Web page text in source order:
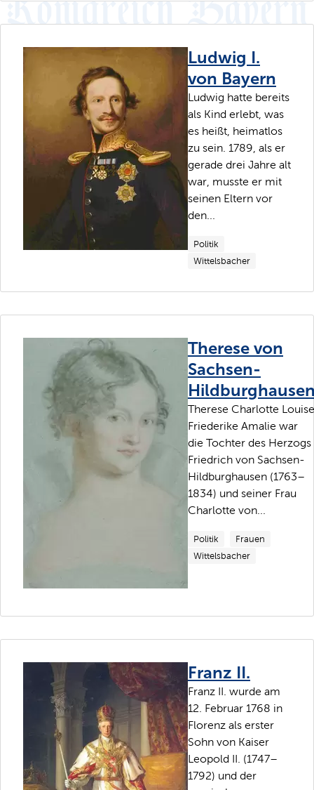
Ludwig I.
von Bayern
Ludwig hatte bereits
als Kind erlebt, was
es heißt, heimatlos
zu sein. 1789, als er
gerade drei Jahre alt
war, musste er mit
seinen Eltern vor
den...
Politik
Wittelsbacher
Therese von
Sachsen-
Therese Charlotte Louise
Friederike Amalie war
die Tochter des Herzogs
Friedrich von Sachsen-
Hildburghausen (1763–
1834) und seiner Frau
Charlotte von...
Politik
Frauen
Wittelsbacher
Franz II.
Franz II. wurde am
12. Februar 1768 in
Florenz als erster
Sohn von Kaiser
Leopold II. (1747–
1792) und der